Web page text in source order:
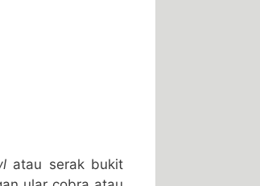
atau serak bukit